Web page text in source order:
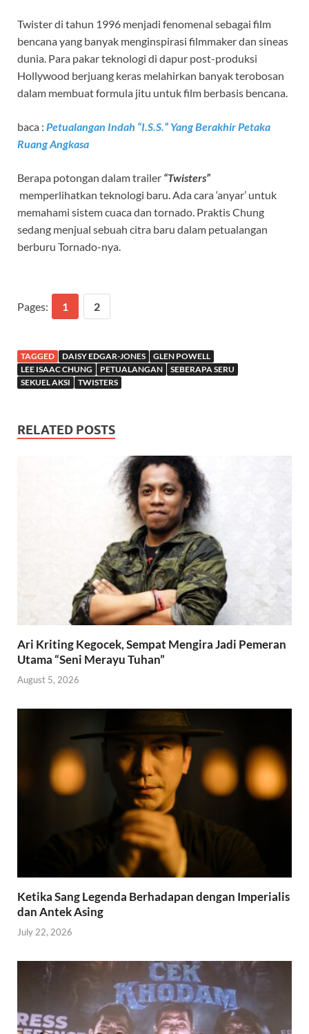
Twister di tahun 1996 menjadi fenomenal sebagai film
bencana yang banyak menginspirasi filmmaker dan sineas
dunia. Para pakar teknologi di dapur post-produksi
Hollywood berjuang keras melahirkan banyak terobosan
dalam membuat formula jitu untuk film berbasis bencana.
baca : Petualangan Indah “I.S.S.” Yang Berakhir Petaka
Ruang Angkasa
Berapa potongan dalam trailer “Twisters”
memperlihatkan teknologi baru. Ada cara ‘anyar’ untuk
memahami sistem cuaca dan tornado. Praktis Chung
sedang menjual sebuah citra baru dalam petualangan
berburu Tornado-nya.
Pages: 1 2
TAGGED DAISY EDGAR-JONES
GLEN POWELL
LEE ISAAC CHUNG
PETUALANGAN
SEBERAPA SERU
SEKUEL AKSI
TWISTERS
RELATED POSTS
Ari Kriting Kegocek, Sempat Mengira Jadi Pemeran
Utama “Seni Merayu Tuhan”
August 5, 2026
Ketika Sang Legenda Berhadapan dengan Imperialis
dan Antek Asing
July 22, 2026